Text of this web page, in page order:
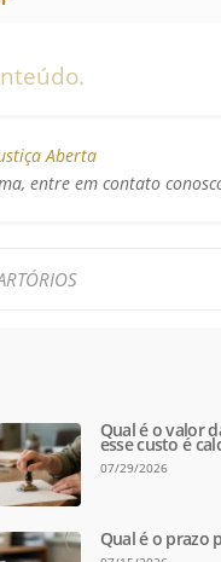
Aberta
entre em contato
Qual é o valor
esse custo é
07/29/2026
Qual é o prazo